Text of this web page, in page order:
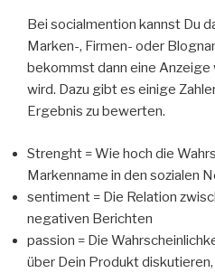
Bei socialmention kannst Du
Marken-, Firmen- oder
bekommst dann eine
wird. Dazu gibt es einige
Ergebnis zu bewerten.
Strenght = Wie hoch die
Markenname in den sozialen
sentiment = Die Relation
negativen Berichten
passion = Die
über Dein Produkt